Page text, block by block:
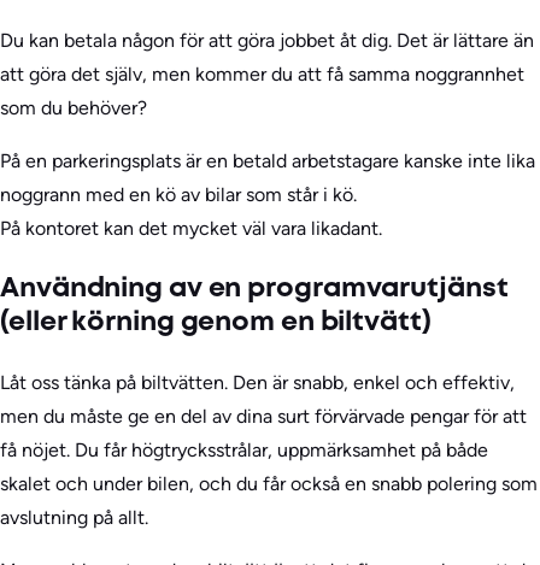
Du kan betala någon för att göra jobbet åt dig. Det är lättare än
att göra det själv, men kommer du att få samma noggrannhet
som du behöver?
På en parkeringsplats är en betald arbetstagare kanske inte lika
noggrann med en kö av bilar som står i kö.
På kontoret kan det mycket väl vara likadant.
Användning av en programvarutjänst
(eller körning genom en biltvätt)
Låt oss tänka på biltvätten. Den är snabb, enkel och effektiv,
men du måste ge en del av dina surt förvärvade pengar för att
få nöjet. Du får högtrycksstrålar, uppmärksamhet på både
skalet och under bilen, och du får också en snabb polering som
avslutning på allt.